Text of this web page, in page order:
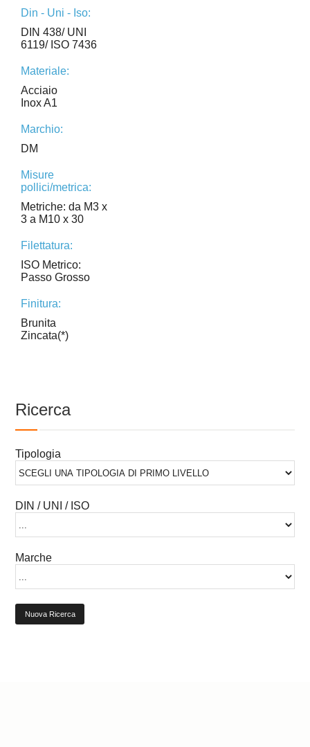
Din - Uni - Iso:
DIN 438/ UNI
6119/ ISO 7436
Materiale:
Acciaio
Inox A1
Marchio:
DM
Misure
pollici/metrica:
Metriche: da M3 x
3 a M10 x 30
Filettatura:
ISO Metrico:
Passo Grosso
Finitura:
Brunita
Zincata(*)
Ricerca
Tipologia
DIN / UNI / ISO
Marche
Nuova Ricerca